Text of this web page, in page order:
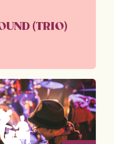
(TRIO)